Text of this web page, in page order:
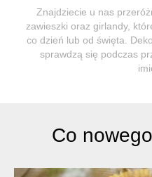
Znajdziecie u nas
zawieszki oraz girlandy,
co dzień lub od święta.
sprawdzą się podczas
Co